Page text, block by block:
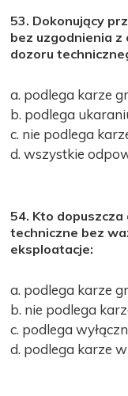
53. Dokonujący
bez uzgodnienia z
dozoru
a. podlega karze
b. podlega
c. nie podlega
d. wszystkie
54. Kto
techniczne bez
eksploatacje:
a. podlega karze
b. nie podlega
c. podlega
d. podlega karze